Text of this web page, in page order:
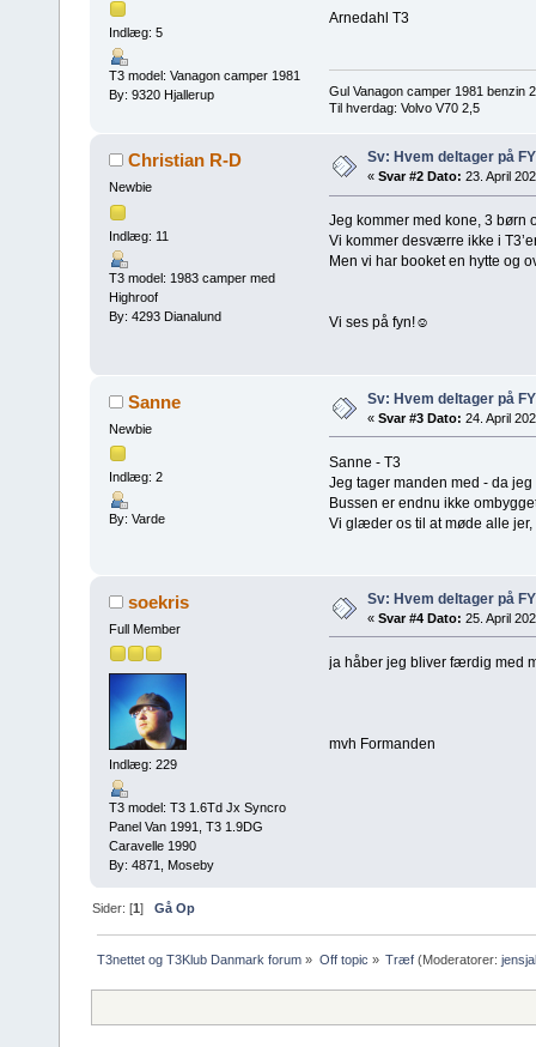
Indlæg: 5
T3 model: Vanagon camper 1981
By: 9320 Hjallerup
Arnedahl T3
Gul Vanagon camper 1981 benzin
Til hverdag: Volvo V70 2,5
Christian R-D
Newbie
Indlæg: 11
T3 model: 1983 camper med
Highroof
By: 4293 Dianalund
Sv: Hvem deltager på
« Svar #2 Dato: 23. April
Jeg kommer med kone, 3 børn
Vi kommer desværre ikke i
Men vi har booket en hytte og
Vi ses på fyn!☺️
Sanne
Newbie
Indlæg: 2
By: Varde
Sv: Hvem deltager på
« Svar #3 Dato: 24. April
Sanne - T3
Jeg tager manden med - da
Bussen er endnu ikke
Vi glæder os til at møde alle
soekris
Full Member
Indlæg: 229
T3 model: T3 1.6Td Jx Syncro
Panel Van 1991, T3 1.9DG
Caravelle 1990
By: 4871, Moseby
Sv: Hvem deltager på
« Svar #4 Dato: 25. April
ja håber jeg bliver færdig med
mvh Formanden
Sider: [1]Gå Op
T3nettet og T3Klub Danmark forum » Off topic » Træf(Moderatorer: